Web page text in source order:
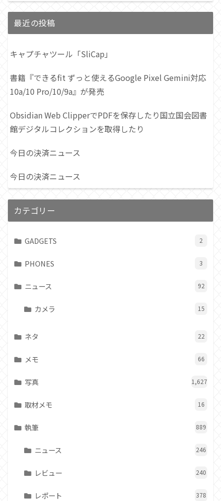
最近の投稿
キャプチャツール「SliCap」
書籍『できるfit ずっと使えるGoogle Pixel Gemini対応
10a/10 Pro/10/9a』が発売
Obsidian Web ClipperでPDFを保存したり国立国会図書
館デジタルコレクションを取得したり
今日の決済ニュース
今日の決済ニュース
カテゴリー
GADGETS 2
PHONES 3
ニュース 92
カメラ 15
ネタ 22
メモ 66
写真 1,627
取材メモ 16
執筆 889
ニュース 246
レビュー 240
レポート 378